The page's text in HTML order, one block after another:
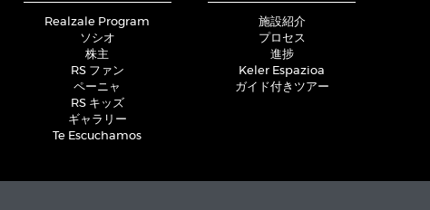
Realzale Program
ソシオ
株主
RS ファン
ペーニャ
RS キッズ
ギャラリー
Te Escuchamos
施設紹介
プロセス
進捗
Keler Espazioa
ガイド付きツアー